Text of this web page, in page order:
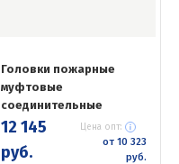
Головки пожарные
муфтовые
соединительные
12 145
руб.
Цена опт:
от 10 323
руб.